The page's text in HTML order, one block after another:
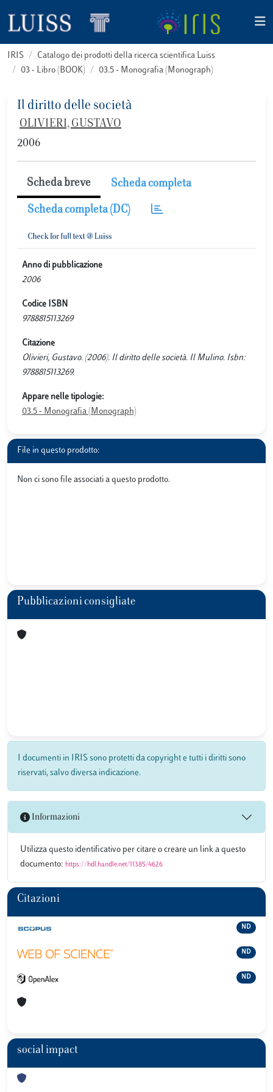
IRIS
Catalogo dei prodotti della ricerca scientifica Luiss
03 - Libro (BOOK)
03.5 - Monografia (Monograph)
Il diritto delle società
OLIVIERI, GUSTAVO
2006
Scheda breve Scheda completa
Scheda completa (DC)
Anno di pubblicazione
2006
Codice ISBN
9788815113269
Citazione
Olivieri, Gustavo. (2006). Il diritto delle società. Il Mulino. Isbn:
9788815113269.
Appare nelle tipologie:
03.5 - Monografia (Monograph)
File in questo prodotto:
Non ci sono file associati a questo prodotto.
Pubblicazioni consigliate
I documenti in IRIS sono protetti da copyright e tutti i diritti sono
riservati, salvo diversa indicazione.
Informazioni
Utilizza questo identificativo per citare o creare un link a questo
documento: https://hdl.handle.net/11385/4626
Citazioni
ND
ND
ND
social impact